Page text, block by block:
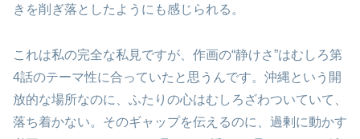
きを削ぎ落としたようにも感じられる。
これは私の完全な私見ですが、作画の“静けさ”はむしろ第
4話のテーマ性に合っていたと思うんです。沖縄という開
放的な場所なのに、ふたりの心はむしろざわついていて、
落ち着かない。そのギャップを伝えるのに、過剰に動かす